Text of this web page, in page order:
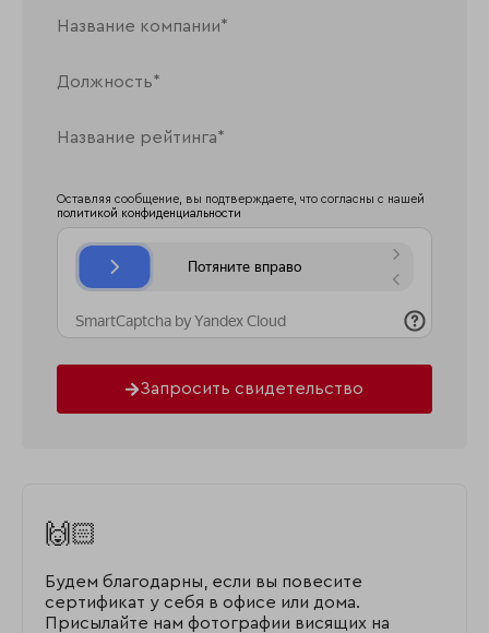
Оставляя сообщение, вы подтверждаете, что согласны с нашей
политикой конфиденциальности
Запросить свидетельство
🙌🏻
Будем благодарны, если вы повесите
сертификат у себя в офисе или дома.
Присылайте нам фотографии висящих на